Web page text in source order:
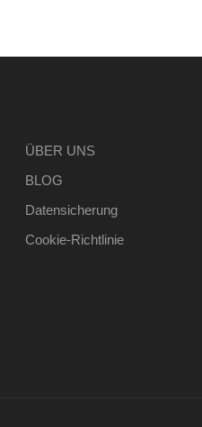
ÜBER UNS
BLOG
Datensicherung
Cookie-Richtlinie